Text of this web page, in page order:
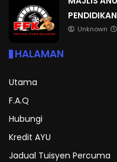
Unknown
HALAMAN
Utama
F.A.Q
Hubungi
Kredit AYU
Jadual Tuisyen Percuma